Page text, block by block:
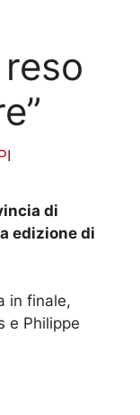
di
edizione di
in finale,
e Philippe